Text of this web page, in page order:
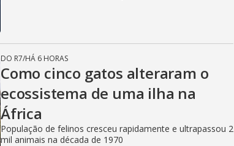
DO R7/HÁ 6 HORAS
Como cinco gatos alteraram o
ecossistema de uma ilha na
África
População de felinos cresceu rapidamente e ultrapassou 2
mil animais na década de 1970